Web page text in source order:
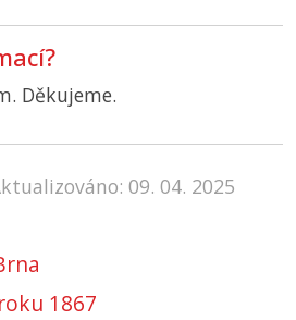
Děkujeme.
09. 04. 2025
1867